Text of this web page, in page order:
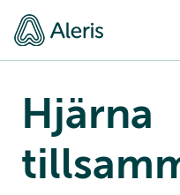
Hjärna